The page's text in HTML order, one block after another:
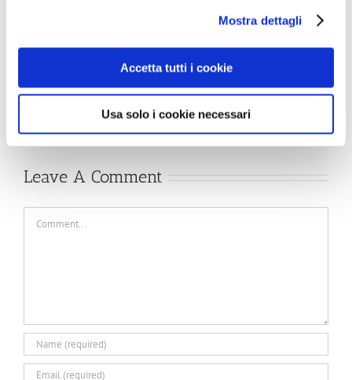
Mostra dettagli
Accetta tutti i cookie
Usa solo i cookie necessari
Tissue
Symposium
RAI/INTERCLEAN
Ghebreyesus,
général de
Leave A Comment